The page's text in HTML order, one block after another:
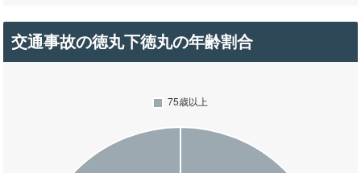
交通事故の徳丸下徳丸の年齢割合